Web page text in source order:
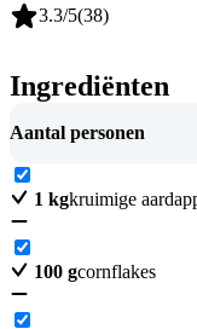
3.3/5(38)
Ingrediënten
Aantal personen
1 kgkruimige
100 gcornflakes